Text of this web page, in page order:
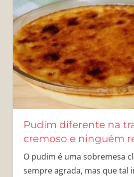
Pudim diferente na
cremoso e ninguém
O pudim é uma sobremesa
sempre agrada, mas que tal